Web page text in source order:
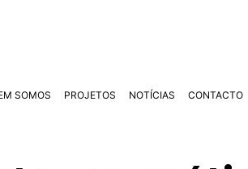
SOMOS PROJETOS NOTÍCIAS CONTACTO